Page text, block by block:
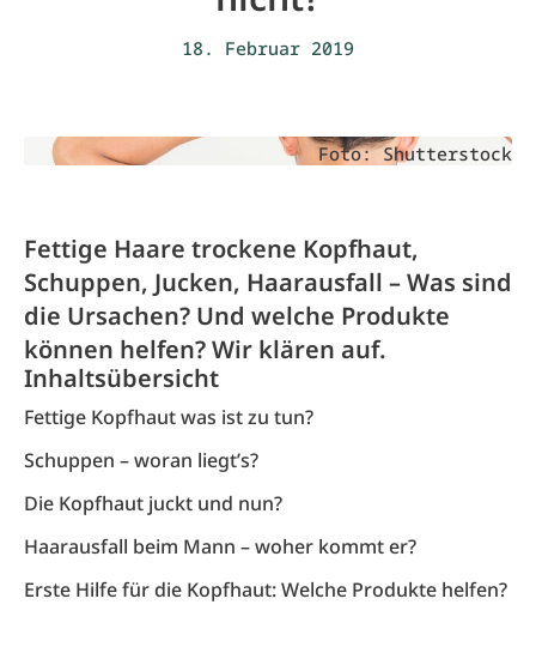
18. Februar 2019
Foto: Shutterstock
Fettige Haare trockene Kopfhaut,
Schuppen, Jucken, Haarausfall – Was sind
die Ursachen? Und welche Produkte
können helfen? Wir klären auf.
Inhaltsübersicht
Fettige Kopfhaut was ist zu tun?
Schuppen – woran liegt’s?
Die Kopfhaut juckt und nun?
Haarausfall beim Mann – woher kommt er?
Erste Hilfe für die Kopfhaut: Welche Produkte helfen?